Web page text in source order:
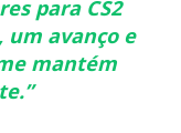
para CS2
um avanço e
mantém